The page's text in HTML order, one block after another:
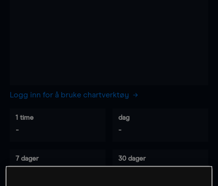
Logg inn for å bruke chartverktøy
1 time
-
dag
-
7 dager 30 dager